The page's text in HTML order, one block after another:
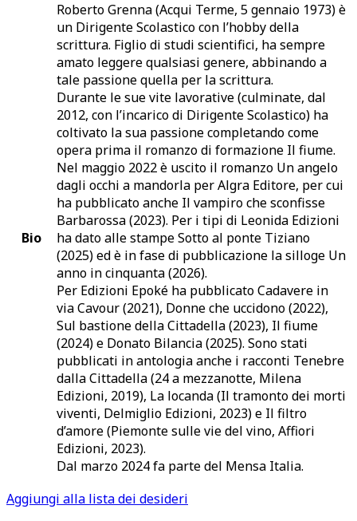
Bio
Roberto Grenna (Acqui Terme, 5 gennaio 1973) è
un Dirigente Scolastico con l’hobby della
scrittura. Figlio di studi scientifici, ha sempre
amato leggere qualsiasi genere, abbinando a
tale passione quella per la scrittura.
Durante le sue vite lavorative (culminate, dal
2012, con l’incarico di Dirigente Scolastico) ha
coltivato la sua passione completando come
opera prima il romanzo di formazione Il fiume.
Nel maggio 2022 è uscito il romanzo Un angelo
dagli occhi a mandorla per Algra Editore, per cui
ha pubblicato anche Il vampiro che sconfisse
Barbarossa (2023). Per i tipi di Leonida Edizioni
ha dato alle stampe Sotto al ponte Tiziano
(2025) ed è in fase di pubblicazione la silloge Un
anno in cinquanta (2026).
Per Edizioni Epoké ha pubblicato Cadavere in
via Cavour (2021), Donne che uccidono (2022),
Sul bastione della Cittadella (2023), Il fiume
(2024) e Donato Bilancia (2025). Sono stati
pubblicati in antologia anche i racconti Tenebre
dalla Cittadella (24 a mezzanotte, Milena
Edizioni, 2019), La locanda (Il tramonto dei morti
viventi, Delmiglio Edizioni, 2023) e Il filtro
d’amore (Piemonte sulle vie del vino, Affiori
Edizioni, 2023).
Dal marzo 2024 fa parte del Mensa Italia.
Aggiungi alla lista dei desideri